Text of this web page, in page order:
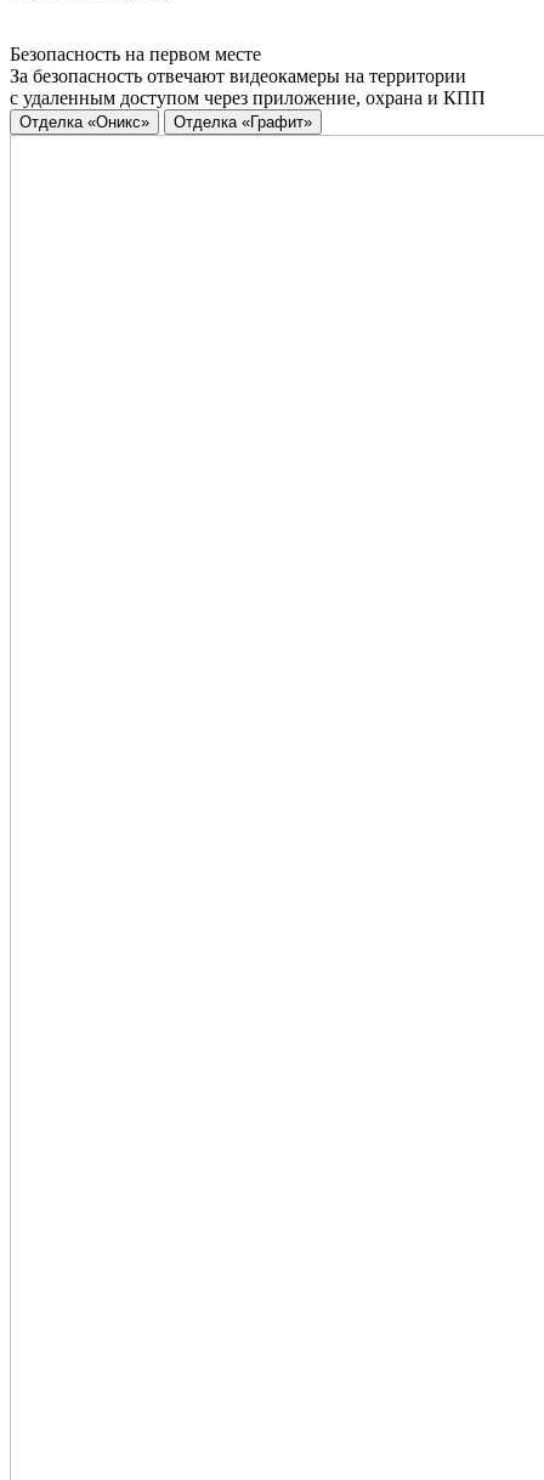
Безопасность на первом месте
За безопасность отвечают видеокамеры на территории
с удаленным доступом через приложение, охрана и КПП
Отделка «Оникс» Отделка «Графит»